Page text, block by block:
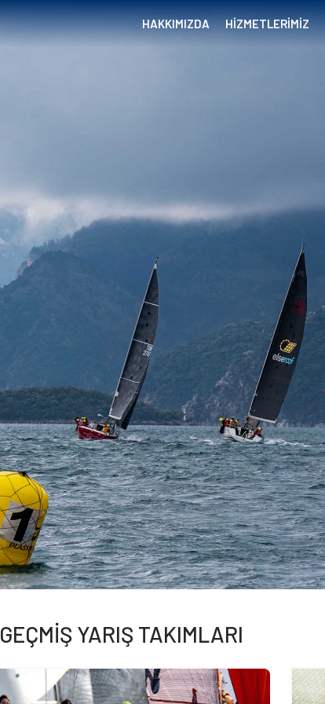
HAKKIMIZDA HİZMETLERİMİZ
GEÇMİŞ YARIŞ TAKIMLARI